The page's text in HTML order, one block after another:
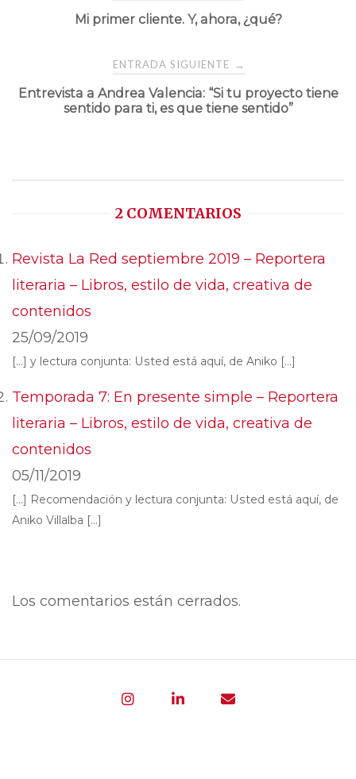
Mi primer cliente. Y, ahora, ¿qué?
ENTRADA SIGUIENTE →
Entrevista a Andrea Valencia: “Si tu proyecto tiene
sentido para ti, es que tiene sentido”
2 COMENTARIOS
Revista La Red septiembre 2019 – Reportera
literaria – Libros, estilo de vida, creativa de
contenidos
25/09/2019
[…] y lectura conjunta: Usted está aquí, de Aniko […]
Temporada 7: En presente simple – Reportera
literaria – Libros, estilo de vida, creativa de
contenidos
05/11/2019
[…] Recomendación y lectura conjunta: Usted está aquí, de
Aniko Villalba […]
Los comentarios están cerrados.